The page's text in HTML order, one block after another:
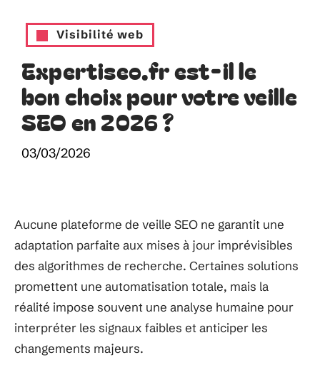
Visibilité web
Expertiseo.fr est-il le
bon choix pour votre veille
SEO en 2026 ?
03/03/2026
Aucune plateforme de veille SEO ne garantit une
adaptation parfaite aux mises à jour imprévisibles
des algorithmes de recherche. Certaines solutions
promettent une automatisation totale, mais la
réalité impose souvent une analyse humaine pour
interpréter les signaux faibles et anticiper les
changements majeurs.